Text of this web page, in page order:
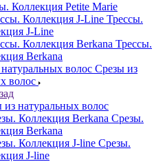
Коллекция Petite Marie
Трессы.
J-Line
Трессы.
Berkana
Срезы из
волос
из натуральных волос
Срезы.
Berkana
Срезы.
J-line